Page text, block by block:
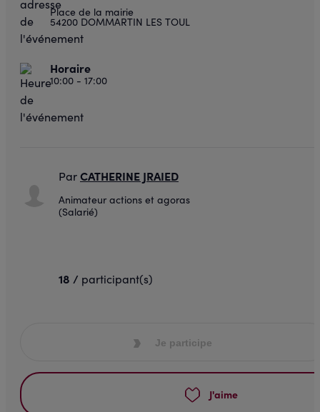
Place de la mairie
54200 DOMMARTIN LES TOUL
Horaire
10:00 - 17:00
ParCATHERINE JRAIED
Animateur actions et agoras
(Salarié)
18 / participant(s)
Je participe
J'aime